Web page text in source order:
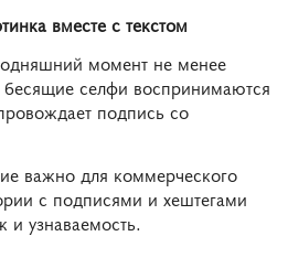
вместе с текстом
момент не менее
селфи воспринимаются
подпись со
важно для коммерческого
с подписями и хештегами
узнаваемость.